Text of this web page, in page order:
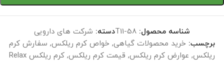
شناسه محصول: T11-58دسته: شرکت های دارویی
برچسب: خرید محصولات گیاهی, خواص کرم ریلکس, سفارش کرم
ریلکس, عوارض کرم ریلکس, قیمت کرم ریلکس, کرم ریلکس Relax